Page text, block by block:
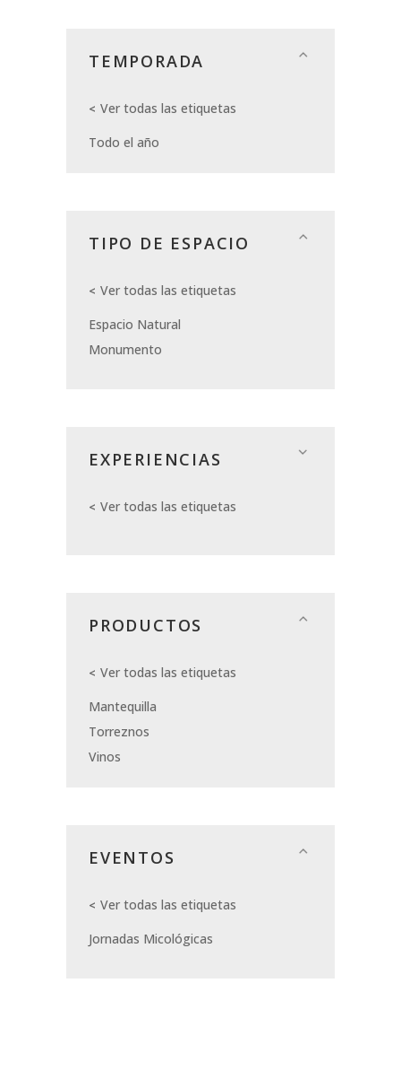
TEMPORADA
Ver todas las etiquetas
Todo el año
TIPO DE ESPACIO
Ver todas las etiquetas
Espacio Natural
Monumento
EXPERIENCIAS
Ver todas las etiquetas
PRODUCTOS
Ver todas las etiquetas
Mantequilla
Torreznos
Vinos
EVENTOS
Ver todas las etiquetas
Jornadas Micológicas